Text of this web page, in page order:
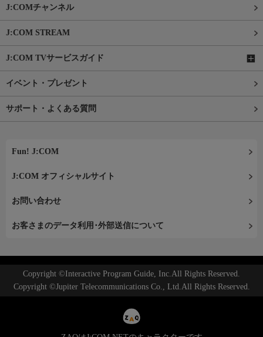
J:COMチャンネル
J:COM STREAM
J:COM TVサービスガイド
イベント・プレゼント
サポート・よくある質問
Fun! J:COM
J:COM オフィシャルサイト
お問い合わせ
お客さまのデータ利用･外部送信について
Copyright ©Interactive Program Guide, Inc.All Rights Reserved.
Copyright ©Jupiter Telecommunications Co., Ltd.All Rights Reserved.